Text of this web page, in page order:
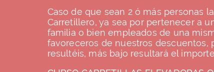
Caso de que sean 2 ó más personas
Carretillero, ya sea por pertenecer a
familia o bien empleados de una
favoreceros de nuestros descuentos,
resultéis, más bajo resultará el